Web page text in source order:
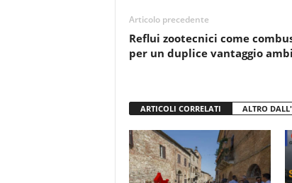
o
k
p
Articolo precedente
Reflui zootecnici come
per un duplice vantaggio
ARTICOLI CORRELATI ALTRO